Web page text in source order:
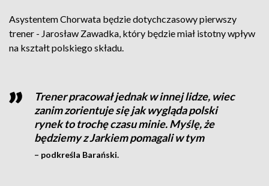
Asystentem Chorwata będzie dotychczasowy pierwszy
trener - Jarosław Zawadka, który będzie miał istotny wpływ
na kształt polskiego składu.
Trener pracował jednak w innej lidze, wiec
zanim zorientuje się jak wygląda polski
rynek to trochę czasu minie. Myślę, że
będziemy z Jarkiem pomagali w tym
– podkreśla Barański.